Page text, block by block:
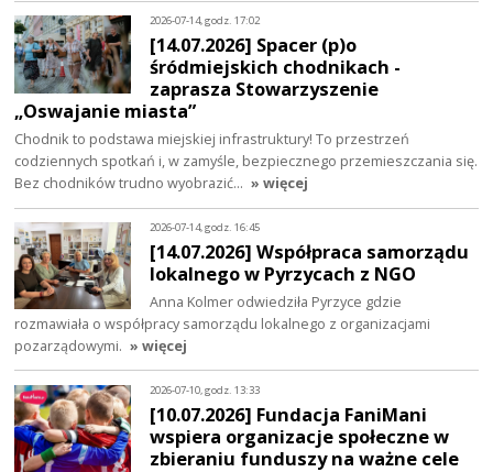
2026-07-14, godz. 17:02
[14.07.2026] Spacer (p)o
śródmiejskich chodnikach -
zaprasza Stowarzyszenie
„Oswajanie miasta”
Chodnik to podstawa miejskiej infrastruktury! To przestrzeń
codziennych spotkań i, w zamyśle, bezpiecznego przemieszczania się.
Bez chodników trudno wyobrazić… » więcej
2026-07-14, godz. 16:45
[14.07.2026] Współpraca samorządu
lokalnego w Pyrzycach z NGO
Anna Kolmer odwiedziła Pyrzyce gdzie
rozmawiała o współpracy samorządu lokalnego z organizacjami
pozarządowymi. » więcej
2026-07-10, godz. 13:33
[10.07.2026] Fundacja FaniMani
wspiera organizacje społeczne w
zbieraniu funduszy na ważne cele